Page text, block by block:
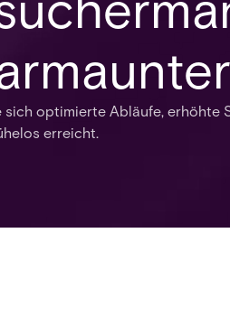
sich optimierte Abläufe, erhöhte
erreicht.